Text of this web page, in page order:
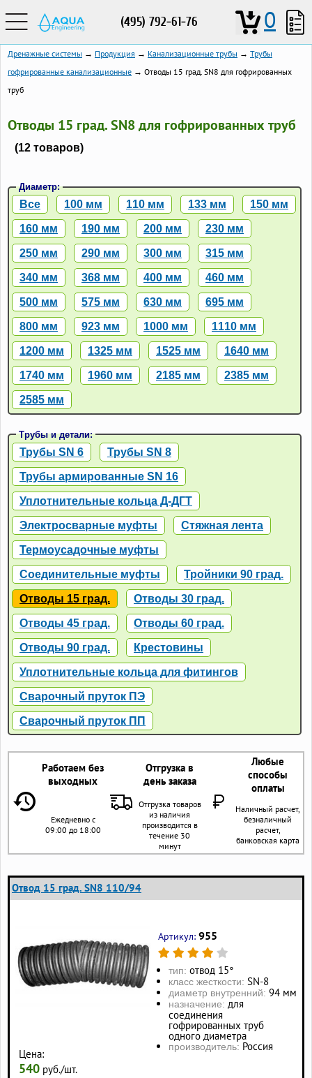
(495) 792-61-76 0
Дренажные системы → Продукция → Канализационные трубы → Трубы
гофрированные канализационные → Отводы 15 град. SN8 для гофрированных
труб
Отводы 15 град. SN8 для гофрированных труб
(12 товаров)
Диаметр:
Все 100 мм 110 мм 133 мм 150 мм
160 мм 190 мм 200 мм 230 мм
250 мм 290 мм 300 мм 315 мм
340 мм 368 мм 400 мм 460 мм
500 мм 575 мм 630 мм 695 мм
800 мм 923 мм 1000 мм 1110 мм
1200 мм 1325 мм 1525 мм 1640 мм
1740 мм 1960 мм 2185 мм 2385 мм
2585 мм
Трубы и детали:
Трубы SN 6 Трубы SN 8
Трубы армированные SN 16
Уплотнительные кольца Д-ДГТ
Электросварные муфты Стяжная лента
Термоусадочные муфты
Соединительные муфты Тройники 90 град.
Отводы 15 град. Отводы 30 град.
Отводы 45 град. Отводы 60 град.
Отводы 90 град. Крестовины
Уплотнительные кольца для фитингов
Сварочный пруток ПЭ
Сварочный пруток ПП
Работаем без
выходных
Отгрузка в
день заказа
Любые
способы
оплаты
Ежедневно с
09:00 до 18:00
Отгрузка товаров
из наличия
производится в
течение 30
минут
Наличный расчет,
безналичный
расчет,
банковская карта
Отвод 15 град. SN8 110/94
Цена:
540 руб./шт.
Артикул: 955
тип: отвод 15°
класс жесткости: SN-8
диаметр внутренний: 94 мм
назначение: для
соединения
гофрированных труб
одного диаметра
производитель: Россия